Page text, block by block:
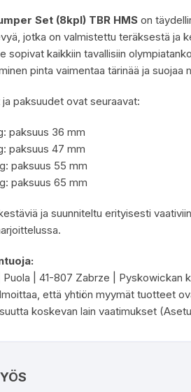
Set (8kpl) TBR HMS on
jotka on valmistettu teräksestä ja
sopivat kaikkiin tavallisiin
pinta vaimentaa tärinää ja suojaa
paksuudet ovat seuraavat:
paksuus 36 mm
paksuus 47 mm
paksuus 55 mm
paksuus 65 mm
ja suunniteltu erityisesti
| 41-807 Zabrze | Pyskowickan
että yhtiön myymät tuotteet
koskevan lain vaatimukset